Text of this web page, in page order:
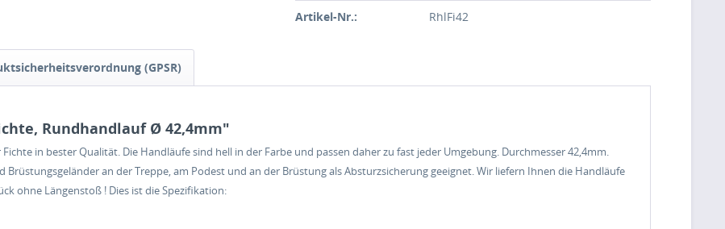
Artikel-Nr.: RhlFi42
(GPSR)
Rundhandlauf Ø 42,4mm"
in bester Qualität. Die Handläufe sind hell in der Farbe und passen daher zu fast jeder Umgebung. Durchmesser 42,4mm.
an der Treppe, am Podest und an der Brüstung als Absturzsicherung geeignet. Wir liefern Ihnen die Handläufe
ohne Längenstoß ! Dies ist die Spezifikation: